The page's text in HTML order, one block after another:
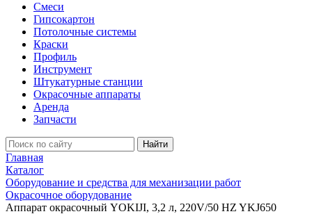
Смеси
Гипсокартон
Потолочные системы
Краски
Профиль
Инструмент
Штукатурные станции
Окрасочные аппараты
Аренда
Запчасти
Найти
Главная
Каталог
Оборудование и средства для механизации работ
Окрасочное оборудование
Аппарат окрасочный YOKIJI, 3,2 л, 220V/50 HZ YKJ650